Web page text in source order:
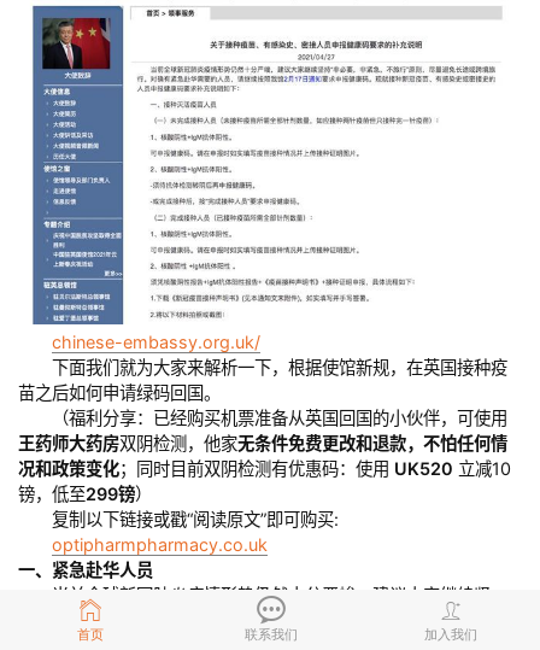
首页 联系我们 加入我们
chinese-embassy.org.uk/
下面我们就为大家来解析一下，根据使馆新规，在英国接种疫
苗之后如何申请绿码回国。
（福利分享：已经购买机票准备从英国回国的小伙伴，可使用
王药师大药房双阴检测，他家无条件免费更改和退款，不怕任何情
况和政策变化；同时目前双阴检测有优惠码：使用 UK520 立减10
镑，低至299镑）
复制以下链接或戳“阅读原文”即可购买:
optipharmpharmacy.co.uk
一、紧急赴华人员
当前全球新冠肺炎疫情形势仍然十分严峻，建议大家继续坚
持“非必要，非紧急，不旅行”原则，尽量避免长途或跨境旅行。对确